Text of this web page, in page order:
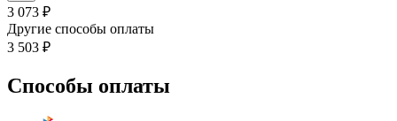
3 073 ₽
Другие способы оплаты
3 503 ₽
Способы оплаты